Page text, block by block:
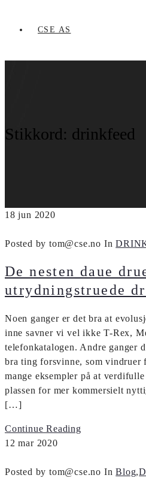
CSE AS
Stikkord: drinkfeed
18 jun 2020
Posted by tom@cse.no In
De nesten daue
utrydningstruede
Noen ganger er det bra at
inne savner vi vel ikke T-Rex,
telefonkatalogen. Andre ganger
bra ting forsvinne, som vindruer
mange eksempler på at
plassen for mer kommersielt
[…]
Continue Reading
12 mar 2020
Posted by tom@cse.no InBlog,